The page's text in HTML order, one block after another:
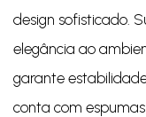
design sofisticado.
elegância ao
garante
conta com